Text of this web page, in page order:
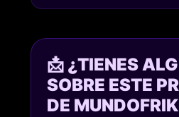
📩 ¿TIENES
SOBRE ESTE
DE